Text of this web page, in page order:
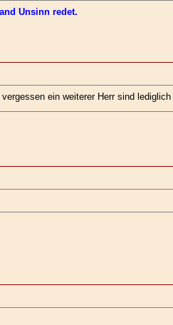
Unsinn redet.
ein weiterer Herr sind